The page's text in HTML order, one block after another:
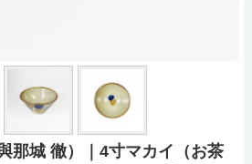
那城 徹）｜4寸マカイ（お茶